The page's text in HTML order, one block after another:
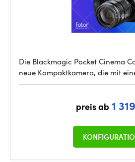
Die Blackmagic Pocket Cinema
neue Kompaktkamera, die mit
preis ab 1